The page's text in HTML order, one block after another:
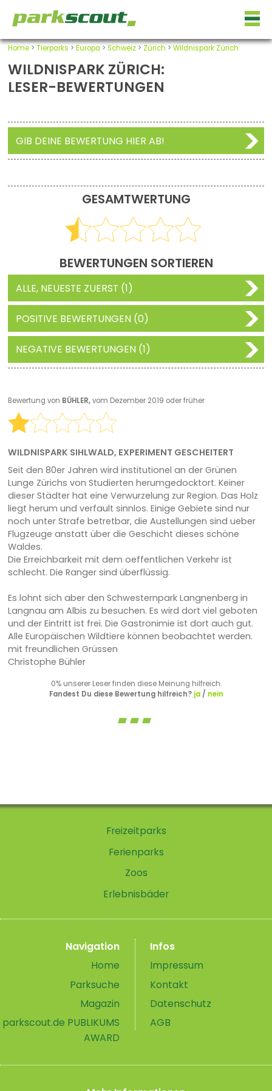
Home> Tierparks > Europa > Schweiz> Zürich > Wildnispark Zürich
WILDNISPARK ZÜRICH:
LESER-BEWERTUNGEN
GIB DEINE BEWERTUNG HIER AB!
GESAMTWERTUNG
BEWERTUNGEN SORTIEREN
ALLE, NEUESTE ZUERST (1)
POSITIVE BEWERTUNGEN (0)
NEGATIVE BEWERTUNGEN (1)
Bewertung von BÜHLER,vom Dezember 2019 oder früher
WILDNISPARK SIHLWALD, EXPERIMENT GESCHEITERT
Seit den 80er Jahren wird institutionel an der Grünen
Lunge Zürichs von Studierten herumgedocktort. Keiner
dieser Städter hat eine Verwurzelung zur Region. Das Holz
liegt herum und verfault sinnlos. Einige Gebiete sind nur
noch unter Strafe betretbar, die Austellungen sind ueber
Flugzeuge anstatt über die Geschicht dieses schöne
Waldes.
Die Erreichbarkeit mit dem oeffentlichen Verkehr ist
schlecht. Die Ranger sind überflüssig.
Es lohnt sich aber den Schwesternpark Langnenberg in
Langnau am Albis zu besuchen. Es wird dort viel geboten
und der Eintritt ist frei. Die Gastronimie ist dort auch gut.
Alle Europäischen Wildtiere können beobachtet werden.
mit freundlichen Grüssen
Christophe Bühler
0% unserer Leser finden diese Meinung hilfreich.
Fandest Du diese Bewertung hilfreich? ja/ nein
Freizeitparks
Ferienparks
Zoos
Erlebnisbäder
Navigation
Home
Parksuche
Magazin
parkscout.de PUBLIKUMS
AWARD
Infos
Impressum
Kontakt
Datenschutz
AGB